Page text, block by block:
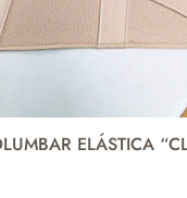
ELÁSTICA